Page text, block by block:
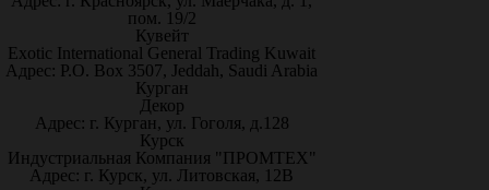
пом. 19/2
Кувейт
Exotic International General Trading Kuwait
Адрес: P.O. Box 3507, Jeddah, Saudi Arabia
Курган
Декор
Адрес: г. Курган, ул. Гоголя, д.128
Курск
Индустриальная Компания "ПРОМТЕХ"
Адрес: г. Курск, ул. Литовская, 12В